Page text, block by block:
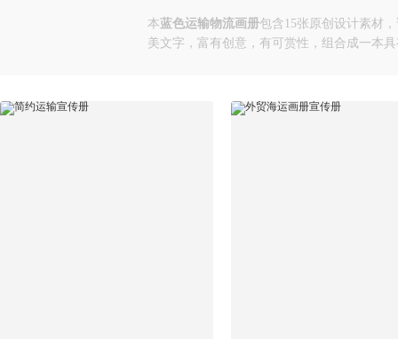
本蓝色运输物流画册包含15张原创设计素材
美文字，富有创意，有可赏性，组合成一本